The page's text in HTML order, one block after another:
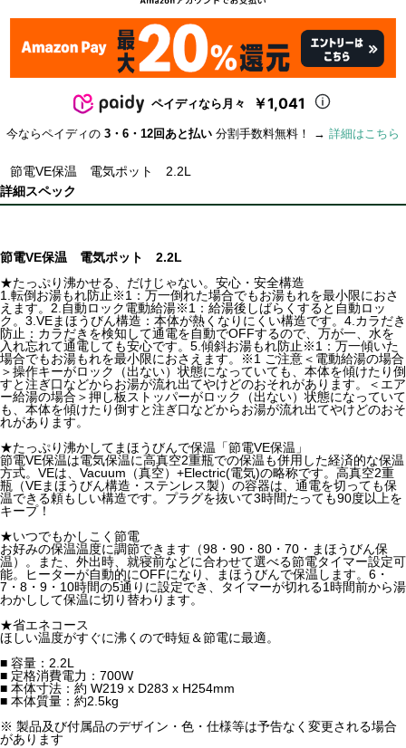
ペイディなら月々 ￥1,041
今ならペイディの 3・6・12回あと払い 分割手数料無料！ → 詳細はこちら
節電VE保温 電気ポット 2.2L
詳細スペック
節電VE保温 電気ポット 2.2L
★たっぷり沸かせる、だけじゃない。安心・安全構造
1.転倒お湯もれ防止※1：万一倒れた場合でもお湯もれを最小限におさ
えます。2.自動ロック電動給湯※1：給湯後しばらくすると自動ロッ
ク。3.VEまほうびん構造：本体が熱くなりにくい構造です。4.カラだき
防止：カラだきを検知して通電を自動でOFFするので、万が一、水を
入れ忘れて通電しても安心です。5.傾斜お湯もれ防止※1：万一傾いた
場合でもお湯もれを最小限におさえます。※1 ご注意＜電動給湯の場合
＞操作キーがロック（出ない）状態になっていても、本体を傾けたり倒
すと注ぎ口などからお湯が流れ出てやけどのおそれがあります。＜エア
ー給湯の場合＞押し板ストッパーがロック（出ない）状態になっていて
も、本体を傾けたり倒すと注ぎ口などからお湯が流れ出てやけどのおそ
れがあります。
★たっぷり沸かしてまほうびんで保温「節電VE保温」
節電VE保温は電気保温に高真空2重瓶での保温も併用した経済的な保温
方式。VEは、Vacuum（真空）+Electric(電気)の略称です。高真空2重
瓶（VEまほうびん構造・ステンレス製）の容器は、通電を切っても保
温できる頼もしい構造です。プラグを抜いて3時間たっても90度以上を
キープ！
★いつでもかしこく節電
お好みの保温温度に調節できます（98・90・80・70・まほうびん保
温）。また、外出時、就寝前などに合わせて選べる節電タイマー設定可
能。ヒーターが自動的にOFFになり、まほうびんで保温します。6・
7・8・9・10時間の5通りに設定でき、タイマーが切れる1時間前から湯
わかしして保温に切り替わります。
★省エネコース
ほしい温度がすぐに沸くので時短＆節電に最適。
■ 容量：2.2L
■ 定格消費電力：700W
■ 本体寸法：約 W219 x D283 x H254mm
■ 本体質量：約2.5kg
※ 製品及び付属品のデザイン・色・仕様等は予告なく変更される場合
があります